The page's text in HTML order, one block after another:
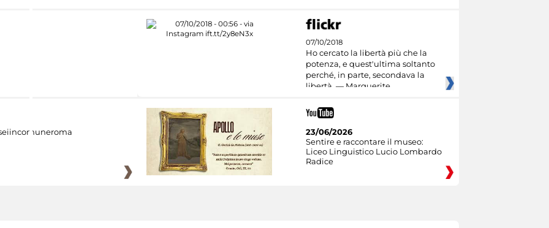
07/10/2018
Ho cercato la libertà più che la
potenza, e quest'ultima soltanto
perché, in parte, secondava la
libertà. — Marguerite
23/06/2026
Sentire e raccontare il museo:
Liceo Linguistico Lucio Lombardo
Radice